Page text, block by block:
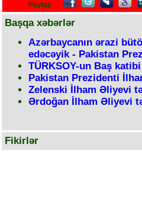
Paylaş
Başqa xəbərlər
Azərbaycanın ərazi
edəcəyik - Pakistan
TÜRKSOY-un Baş
Pakistan Prezidenti
Zelenski İlham Əliyevi
Ərdoğan İlham Əliyevi
Fikirlər